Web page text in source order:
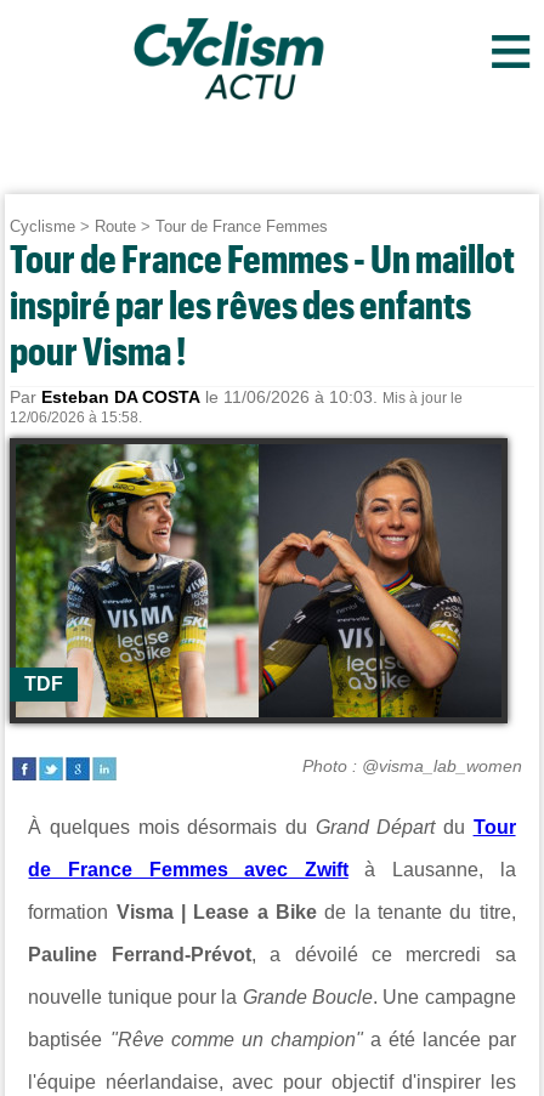
≡
Cyclisme > Route >Tour de France Femmes
Tour de France Femmes - Un maillot
inspiré par les rêves des enfants
pour Visma !
Par Esteban DA COSTA le 11/06/2026 à 10:03.
Mis à jour le
12/06/2026 à 15:58.
TDF
Photo : @visma_lab_women
À quelques mois désormais du Grand Départdu Tour
de France Femmes avec Zwift à Lausanne, la
formation Visma | Lease a Bike de la tenante du titre,
Pauline Ferrand-Prévot, a dévoilé ce mercredi sa
nouvelle tunique pour la Grande Boucle. Une campagne
baptisée "Rêve comme un champion"a été lancée par
l'équipe néerlandaise, avec pour objectif d'inspirer les